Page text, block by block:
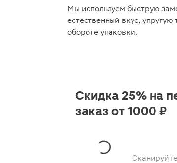
Мы используем быструю
естественный вкус, упругую
обороте упаковки.
Скидка 25% на
заказ от 1000 ₽